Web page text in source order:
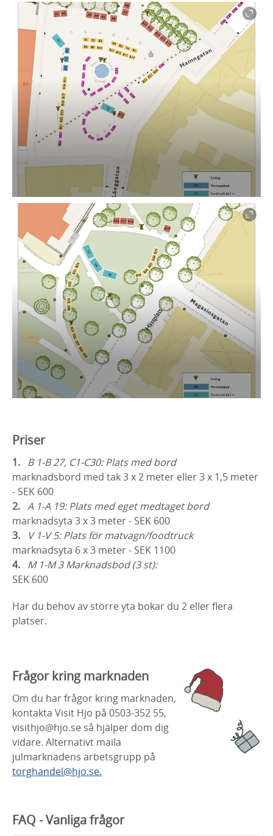
Priser
B 1-B 27, C1-C30: Plats med bord
marknadsbord med tak 3 x 2 meter eller 3 x 1,5 meter
- SEK 600
A 1-A 19: Plats med eget medtaget bord
marknadsyta 3 x 3 meter - SEK 600
V 1-V 5: Plats för matvagn/foodtruck
marknadsyta 6 x 3 meter - SEK 1100
M 1-M 3 Marknadsbod (3 st):
SEK 600
Har du behov av större yta bokar du 2 eller flera
platser.
Frågor kring marknaden
Om du har frågor kring marknaden,
kontakta Visit Hjo på 0503-352 55,
visithjo@hjo.se så hjälper dom dig
vidare. Alternativt maila
julmarknadens arbetsgrupp på
torghandel@hjo.se.
FAQ - Vanliga frågor